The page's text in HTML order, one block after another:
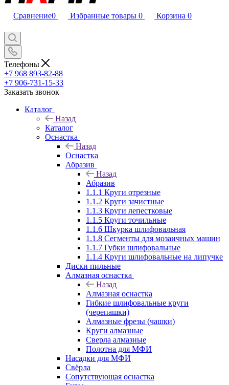
Сравнение0 Избранные товары 0 Корзина 0
Телефоны
+7 968 893-82-88
+7 906-731-15-33
Заказать звонок
Каталог
Назад
Каталог
Оснастка
Назад
Оснастка
Абразив
Назад
Абразив
1.1.1 Круги отрезные
1.1.2 Круги зачистные
1.1.3 Круги лепестковые
1.1.5 Круги точильные
1.1.6 Шкурка шлифовальная
1.1.8 Сегменты для мозаичных машин
1.1.7 Губки шлифовальные
1.1.4 Круги шлифовальные на липучке
Диски пильные
Алмазная оснастка
Назад
Алмазная оснастка
Гибкие шлифовальные круги
(черепашки)
Алмазные фрезы (чашки)
Круги алмазные
Сверла алмазные
Полотна для МФИ
Насадки для МФИ
Свёрла
Сопутствующая оснастка